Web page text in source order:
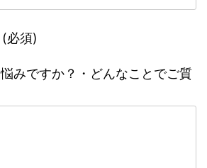
必須)
みですか？・どんなことでご質